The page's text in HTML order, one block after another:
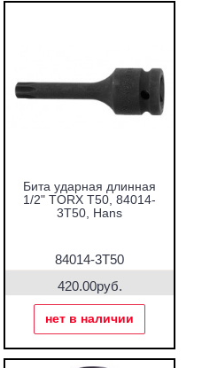
Бита ударная длинная
1/2" TORX T50, 84014-
3T50, Hans
84014-3T50
420.00руб.
нет в наличии